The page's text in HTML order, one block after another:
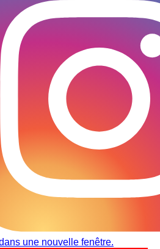
une nouvelle fenêtre.